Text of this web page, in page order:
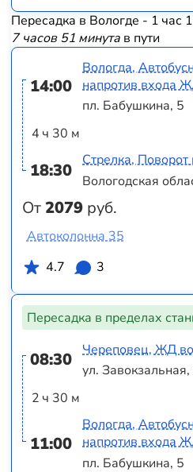
Пересадка в Вологде - 1 час
7 часов 51 минутав пути
14:00
4 ч 30 м
18:30
От2079 руб.
Вологда,
напротив входа
пл. Бабушкина, 5
Стрелка,
Вологодская
Автоколонна 35
4.7
3
Пересадка в пределах
08:30
2 ч 30 м
11:00
Череповец, ЖД
ул. Завокзальная,
Вологда,
напротив входа
пл. Бабушкина, 5